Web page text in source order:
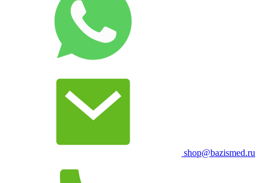
shop@bazismed.ru